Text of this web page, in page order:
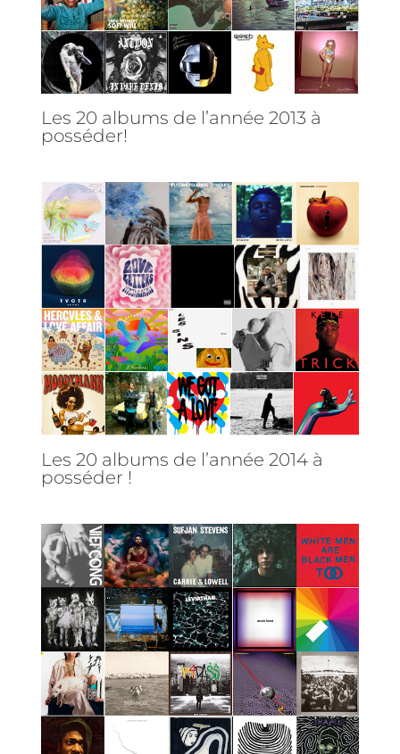
Les 20 albums de l’année 2013 à
posséder!
Les 20 albums de l’année 2014 à
posséder !